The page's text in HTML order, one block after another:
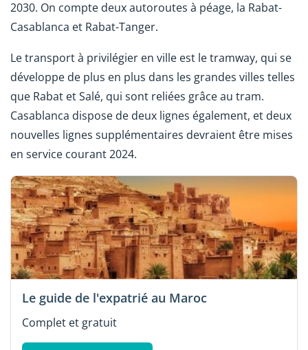
2030. On compte deux autoroutes à péage, la Rabat-
Casablanca et Rabat-Tanger.
Le transport à privilégier en ville est le tramway, qui se
développe de plus en plus dans les grandes villes telles
que Rabat et Salé, qui sont reliées grâce au tram.
Casablanca dispose de deux lignes également, et deux
nouvelles lignes supplémentaires devraient être mises
en service courant 2024.
Le guide de l'expatrié au Maroc
Complet et gratuit